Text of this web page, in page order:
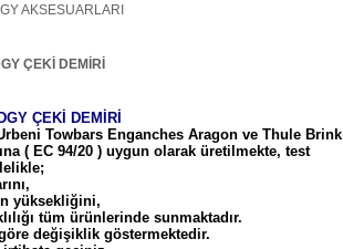
AKSESUARLARI
ÇEKİ DEMİRİ
ÇEKİ DEMİRİ
Towbars Enganches Aragon ve Thule Brink
( EC 94/20 ) uygun olarak üretilmekte, test
yüksekliğini,
tüm ürünlerinde sunmaktadır.
değişiklik göstermektedir.